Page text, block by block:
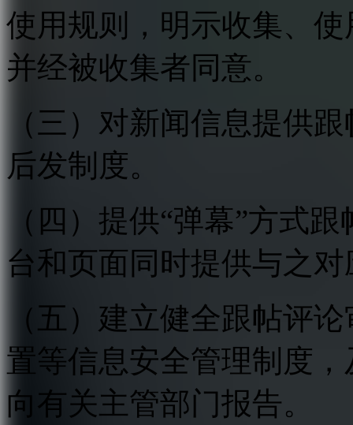
使用规则，明示收集、
并经被收集者同意。
（三）对新闻信息提供
后发制度。
（四）提供“弹幕”方式
台和页面同时提供与之
（五）建立健全跟帖评
置等信息安全管理制度
向有关主管部门报告。